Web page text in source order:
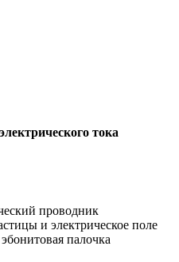
тока
проводник
и электрическое поле
палочка